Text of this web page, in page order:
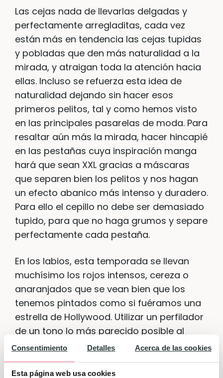
Consentimiento Detalles Acerca de las cookies
Esta página web usa cookies
Las cejas nada de llevarlas delgadas y
perfectamente arregladitas, cada vez
están más en tendencia las cejas tupidas
y pobladas que den más naturalidad a la
mirada, y atraigan toda la atención hacia
ellas. Incluso se refuerza esta idea de
naturalidad dejando sin hacer esos
primeros pelitos, tal y como hemos visto
en las principales pasarelas de moda. Para
resaltar aún más la mirada, hacer hincapié
en las pestañas cuya inspiración manga
hará que sean XXL gracias a máscaras
que separen bien los pelitos y nos hagan
un efecto abanico más intenso y duradero.
Para ello el cepillo no debe ser demasiado
tupido, para que no haga grumos y separe
perfectamente cada pestaña.
En los labios, esta temporada se llevan
muchísimo los rojos intensos, cereza o
anaranjados que se vean bien que los
tenemos pintados como si fuéramos una
estrella de Hollywood. Utilizar un perfilador
de un tono lo más parecido posible al
color de los labios vuelve a ser tendencia
para que queden más perfectos y
delineados, y nada de dejarlos sin brillo o